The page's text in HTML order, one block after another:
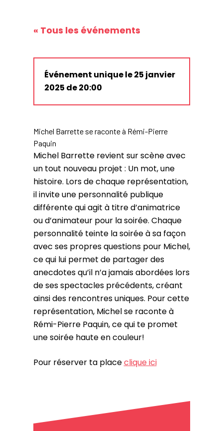
« Tous les événements
Événement unique le 25 janvier
2025 de 20:00
Michel Barrette se raconte à Rémi-Pierre
Paquin
Michel Barrette revient sur scène avec
un tout nouveau projet : Un mot, une
histoire. Lors de chaque représentation,
il invite une personnalité publique
différente qui agit à titre d’animatrice
ou d’animateur pour la soirée. Chaque
personnalité teinte la soirée à sa façon
avec ses propres questions pour Michel,
ce qui lui permet de partager des
anecdotes qu’il n’a jamais abordées lors
de ses spectacles précédents, créant
ainsi des rencontres uniques. Pour cette
représentation, Michel se raconte à
Rémi-Pierre Paquin, ce qui te promet
une soirée haute en couleur!
Pour réserver ta placeclique ici